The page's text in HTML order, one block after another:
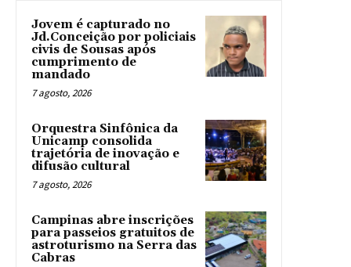
Jovem é capturado no
Jd.Conceição por policiais
civis de Sousas após
cumprimento de
mandado
7 agosto, 2026
Orquestra Sinfônica da
Unicamp consolida
trajetória de inovação e
difusão cultural
7 agosto, 2026
Campinas abre inscrições
para passeios gratuitos de
astroturismo na Serra das
Cabras